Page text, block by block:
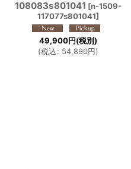
108083s801041 [n-1509-
117077s801041]
49,900円(税別)
(税込: 54,890円)